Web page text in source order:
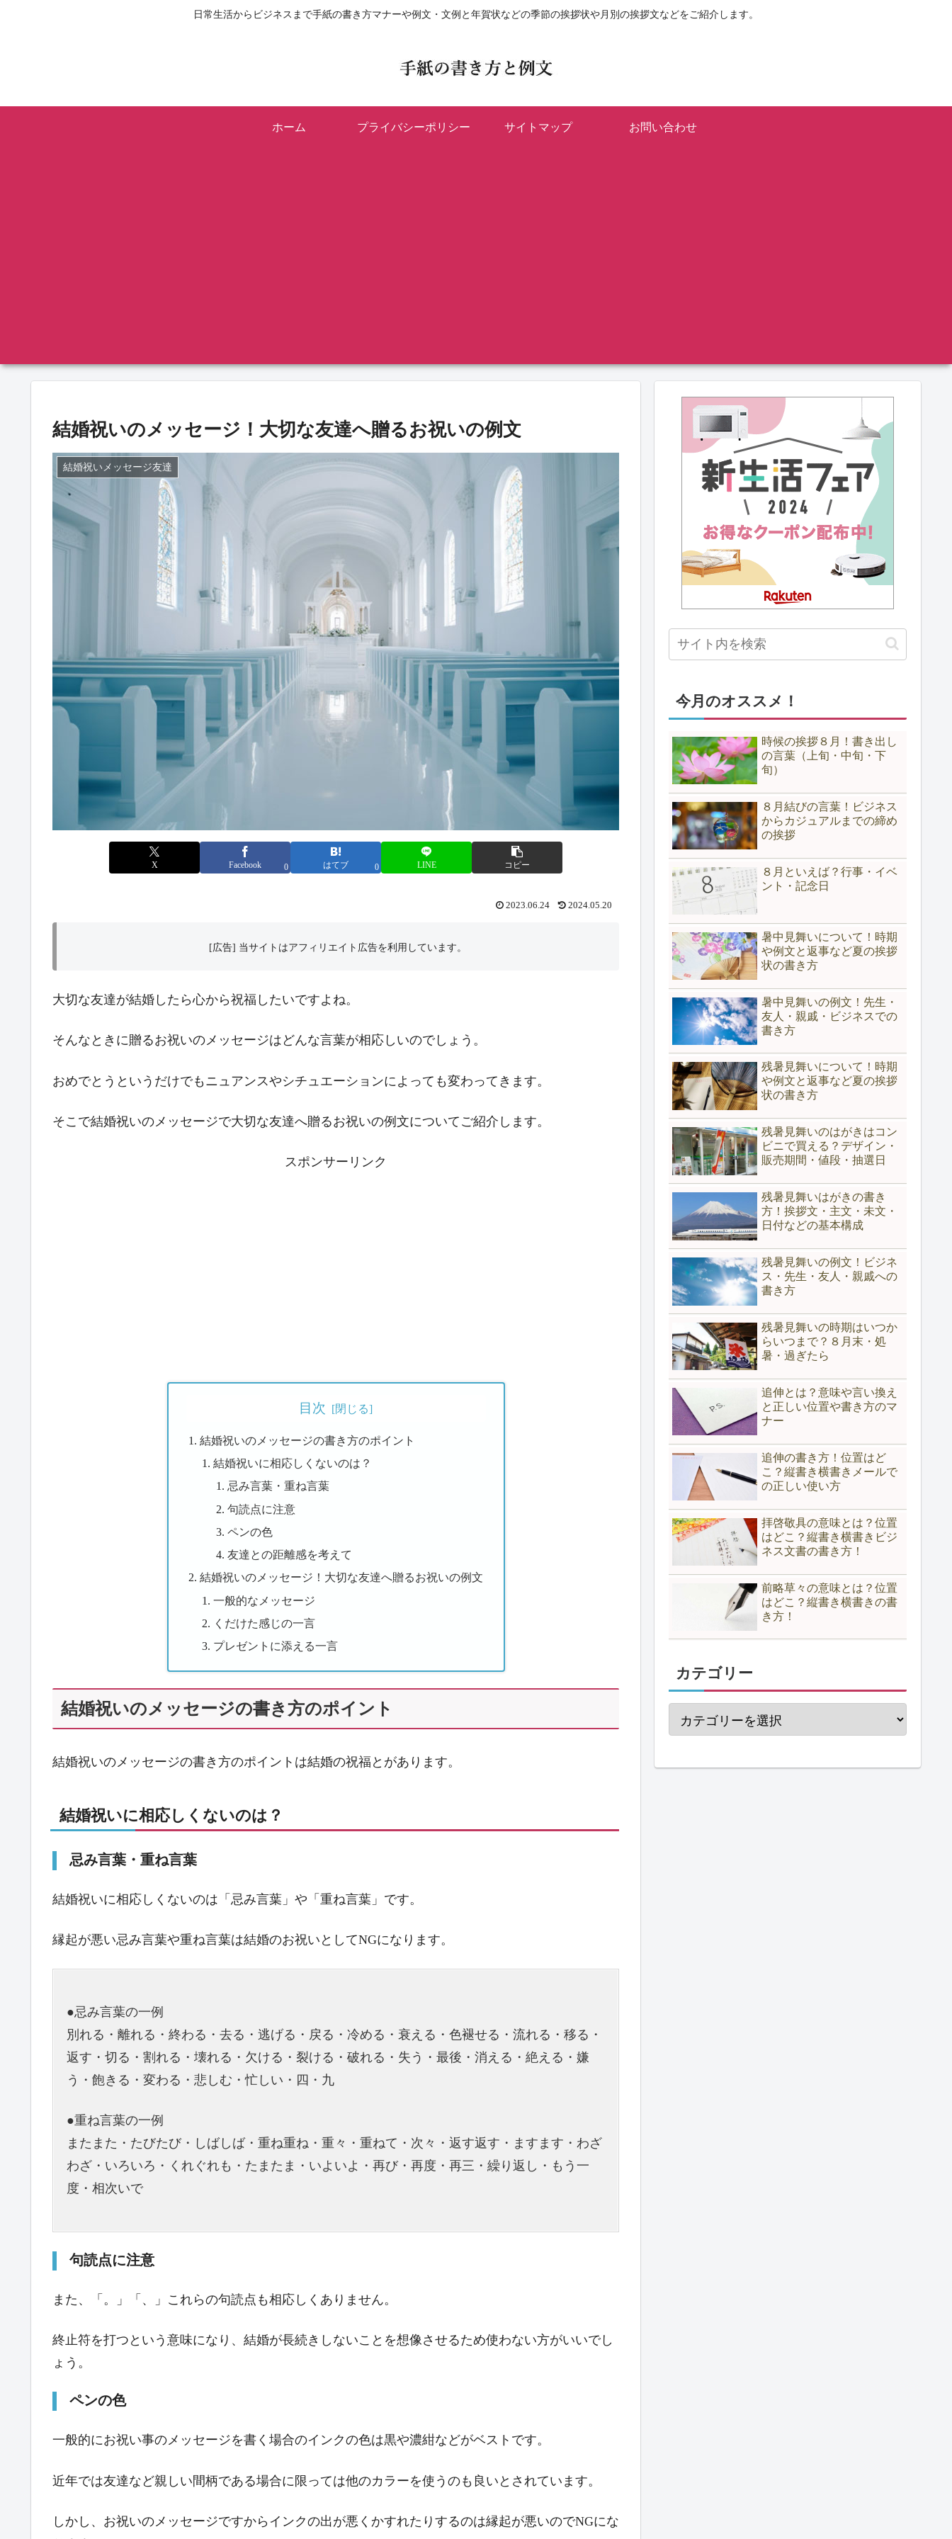
日常生活からビジネスまで手紙の書き方マナーや例文・文例と年賀状などの季節の挨拶状や月別の挨拶文などをご紹介します。
ホーム プライバシーポリシー サイトマップ お問い合わせ
結婚祝いのメッセージ！大切な友達へ贈るお祝いの例文
結婚祝いメッセージ友達
X Facebook 0 はてブ 0 LINE コピー
2023.06.24 2024.05.20
[広告] 当サイトはアフィリエイト広告を利用しています。
大切な友達が結婚したら心から祝福したいですよね。
そんなときに贈るお祝いのメッセージはどんな言葉が相応しいのでしょう。
おめでとうというだけでもニュアンスやシチュエーションによっても変わってきます。
そこで結婚祝いのメッセージで大切な友達へ贈るお祝いの例文についてご紹介します。
スポンサーリンク
目次
結婚祝いのメッセージの書き方のポイント
結婚祝いに相応しくないのは？
忌み言葉・重ね言葉
句読点に注意
ペンの色
友達との距離感を考えて
結婚祝いのメッセージ！大切な友達へ贈るお祝いの例文
一般的なメッセージ
くだけた感じの一言
プレゼントに添える一言
結婚祝いのメッセージの書き方のポイント
結婚祝いのメッセージの書き方のポイントは結婚の祝福とがあります。
結婚祝いに相応しくないのは？
忌み言葉・重ね言葉
結婚祝いに相応しくないのは「忌み言葉」や「重ね言葉」です。
縁起が悪い忌み言葉や重ね言葉は結婚のお祝いとしてNGになります。
●忌み言葉の一例
別れる・離れる・終わる・去る・逃げる・戻る・冷める・衰える・色褪せる・流れる・移る・
返す・切る・割れる・壊れる・欠ける・裂ける・破れる・失う・最後・消える・絶える・嫌
う・飽きる・変わる・悲しむ・忙しい・四・九
●重ね言葉の一例
またまた・たびたび・しばしば・重ね重ね・重々・重ねて・次々・返す返す・ますます・わざ
わざ・いろいろ・くれぐれも・たまたま・いよいよ・再び・再度・再三・繰り返し・もう一
度・相次いで
句読点に注意
また、「。」「、」これらの句読点も相応しくありません。
終止符を打つという意味になり、結婚が長続きしないことを想像させるため使わない方がいいでし
ょう。
ペンの色
一般的にお祝い事のメッセージを書く場合のインクの色は黒や濃紺などがベストです。
近年では友達など親しい間柄である場合に限っては他のカラーを使うのも良いとされています。
しかし、お祝いのメッセージですからインクの出が悪くかすれたりするのは縁起が悪いのでNGにな
今月のオススメ！
時候の挨拶８月！書き出し
の言葉（上旬・中旬・下
旬）
８月結びの言葉！ビジネス
からカジュアルまでの締め
の挨拶
８月といえば？行事・イベ
ント・記念日
暑中見舞いについて！時期
や例文と返事など夏の挨拶
状の書き方
暑中見舞いの例文！先生・
友人・親戚・ビジネスでの
書き方
残暑見舞いについて！時期
や例文と返事など夏の挨拶
状の書き方
残暑見舞いのはがきはコン
ビニで買える？デザイン・
販売期間・値段・抽選日
残暑見舞いはがきの書き
方！挨拶文・主文・未文・
日付などの基本構成
残暑見舞いの例文！ビジネ
ス・先生・友人・親戚への
書き方
残暑見舞いの時期はいつか
らいつまで？８月末・処
暑・過ぎたら
追伸とは？意味や言い換え
と正しい位置や書き方のマ
ナー
追伸の書き方！位置はど
こ？縦書き横書きメールで
の正しい使い方
拝啓敬具の意味とは？位置
はどこ？縦書き横書きビジ
ネス文書の書き方！
前略草々の意味とは？位置
はどこ？縦書き横書きの書
き方！
カテゴリー